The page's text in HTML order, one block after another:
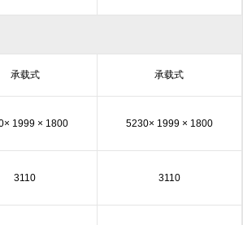
承载式 承载式
1999 × 1800 5230× 1999 × 1800
3110 3110